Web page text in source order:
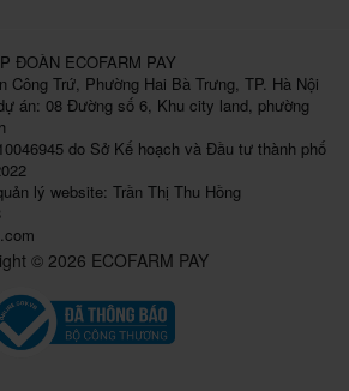
ĐOÀN ECOFARM PAY
Trứ, Phường Hai Bà Trưng, TP. Hà Nội
án: 08 Đường số 6, Khu city land, phường
do Sở Kế hoạch và Đầu tư thành phố
lý website: Trần Thị Thu Hồng
© 2026 ECOFARM PAY